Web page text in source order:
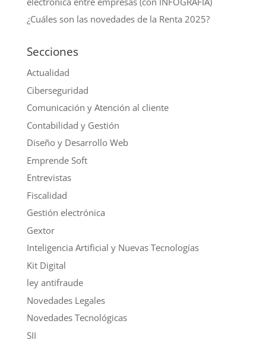
¿Cuáles son las novedades de la Renta 2025?
Secciones
Actualidad
Ciberseguridad
Comunicación y Atención al cliente
Contabilidad y Gestión
Diseño y Desarrollo Web
Emprende Soft
Entrevistas
Fiscalidad
Gestión electrónica
Gextor
Inteligencia Artificial y Nuevas Tecnologías
Kit Digital
ley antifraude
Novedades Legales
Novedades Tecnológicas
SII